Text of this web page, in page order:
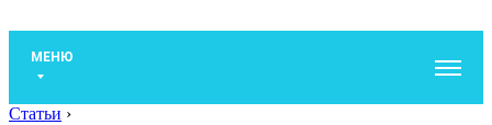
МЕНЮ
Статьи ›